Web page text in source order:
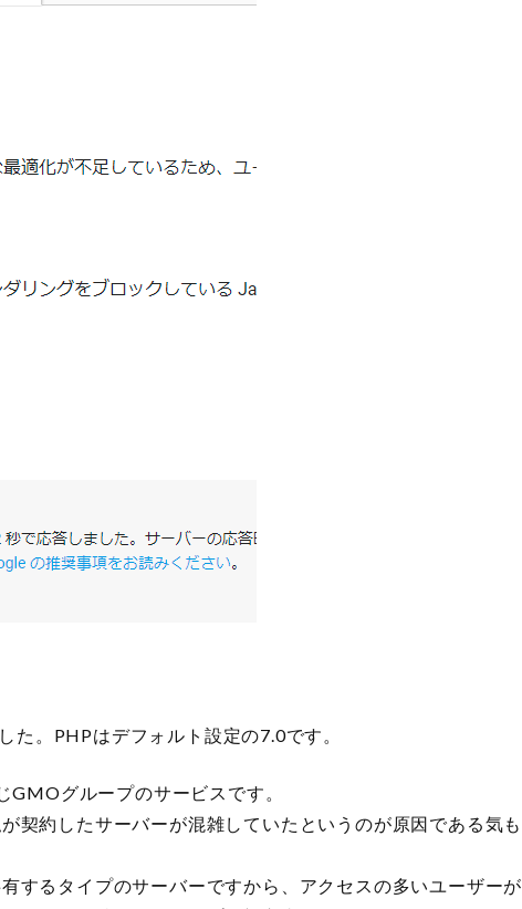
た。PHPはデフォルト設定の7.0です。
GMOグループのサービスです。
契約したサーバーが混雑していたというのが原因である気も
するタイプのサーバーですから、アクセスの多いユーザーが